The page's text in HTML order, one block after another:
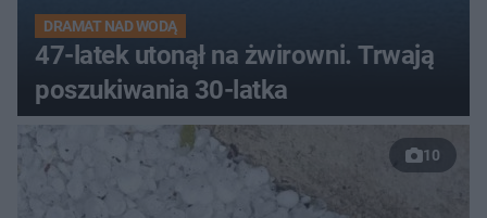
DRAMAT NAD WODĄ
47-latek utonął na żwirowni. Trwają
poszukiwania 30-latka
10